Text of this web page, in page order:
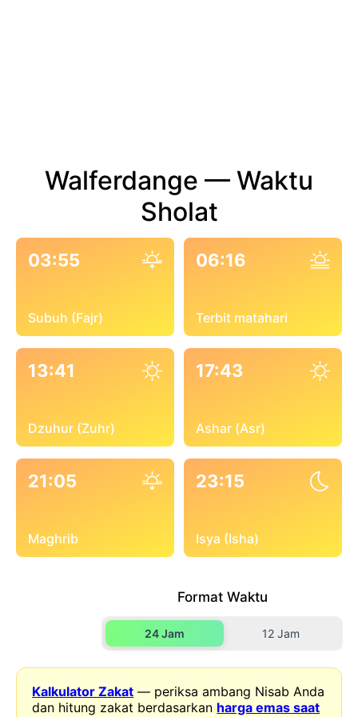
Walferdange — Waktu
Sholat
03:55
Subuh (Fajr)
06:16
Terbit matahari
13:41
Dzuhur (Zuhr)
17:43
Ashar (Asr)
21:05
Maghrib
23:15
Isya (Isha)
Format Waktu
24 Jam 12 Jam
Kalkulator Zakat — periksa ambang Nisab Anda
dan hitung zakat berdasarkan harga emas saat